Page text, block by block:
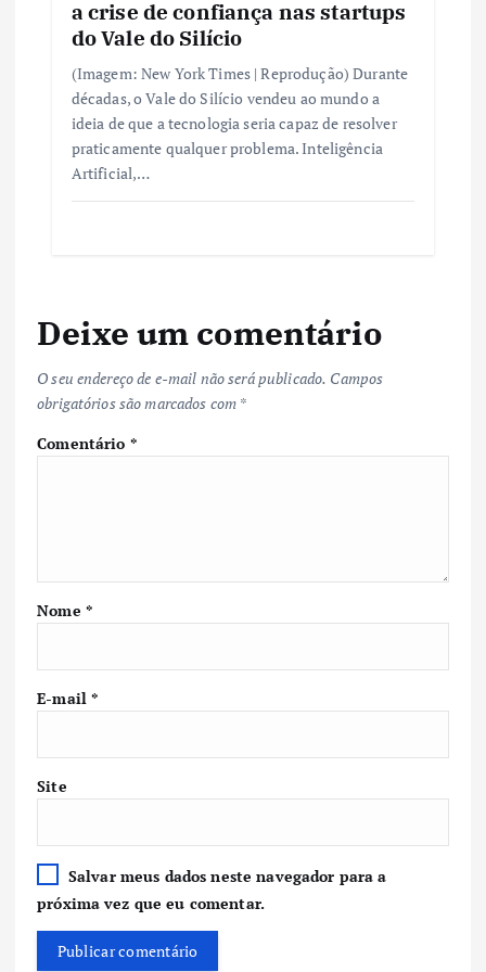
a crise de confiança nas startups
do Vale do Silício
(Imagem: New York Times | Reprodução) Durante
décadas, o Vale do Silício vendeu ao mundo a
ideia de que a tecnologia seria capaz de resolver
praticamente qualquer problema. Inteligência
Artificial,…
Deixe um comentário
O seu endereço de e-mail não será publicado. Campos
obrigatórios são marcados com *
Comentário *
Nome *
E-mail*
Site
Salvar meus dados neste navegador para a
próxima vez que eu comentar.